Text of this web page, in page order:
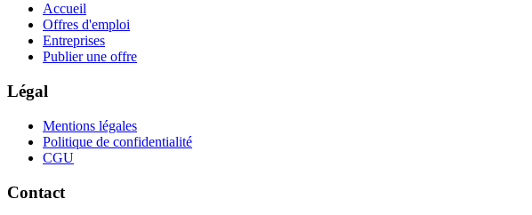
Accueil
Offres d'emploi
Entreprises
Publier une offre
Légal
Mentions légales
Politique de confidentialité
CGU
Contact